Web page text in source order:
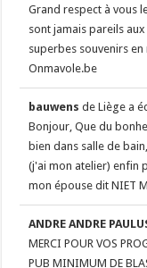
Grand respect à vous
sont jamais pareils
superbes souvenirs
Onmavole.be
bauwensde Liège a
Bonjour, Que du
bien dans salle de
(j'ai mon atelier) enfin
mon épouse dit NIET
ANDRE ANDRE
MERCI POUR VOS
PUB MINIMUM DE